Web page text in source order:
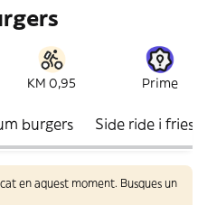
KM 0,95 Prime
burgers Side ride i fries
en aquest moment. Busques un